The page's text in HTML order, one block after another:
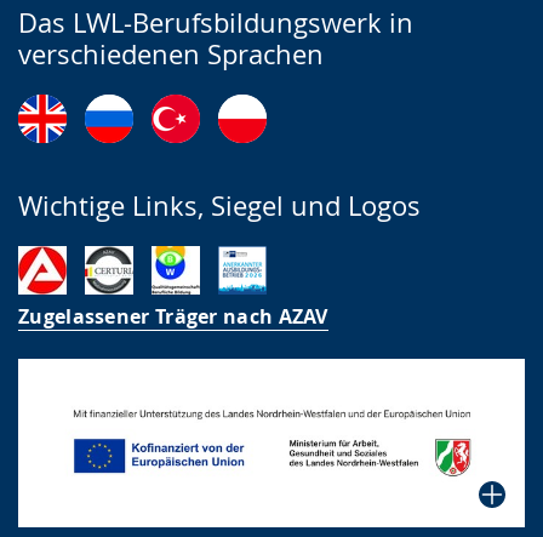
Das LWL-Berufsbildungswerk in
verschiedenen Sprachen
Wichtige Links, Siegel und Logos
Zugelassener Träger nach AZAV